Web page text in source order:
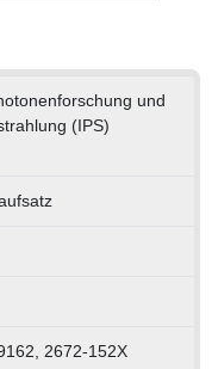
und
(IPS)
2672-152X